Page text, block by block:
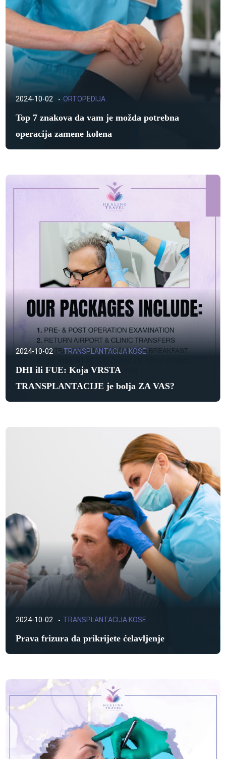
2024-10-02 ORTOPEDIJA
Top 7 znakova da vam je možda potrebna
operacija zamene kolena
2024-10-02 TRANSPLANTACIJA KOSE
DHI ili FUE: Koja VRSTA
TRANSPLANTACIJE je bolja ZA VAS?
2024-10-02 TRANSPLANTACIJA KOSE
Prava frizura da prikrijete ćelavljenje